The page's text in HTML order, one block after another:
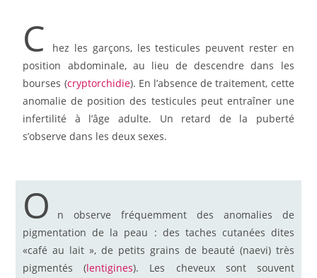
C
hez les garçons, les testicules peuvent rester en
position abdominale, au lieu de descendre dans les
bourses (cryptorchidie). En l’absence de traitement, cette
anomalie de position des testicules peut entraîner une
infertilité à l’âge adulte. Un retard de la puberté
s’observe dans les deux sexes.
O
n observe fréquemment des anomalies de
pigmentation de la peau : des taches cutanées dites
«café au lait », de petits grains de beauté (naevi) très
pigmentés (lentigines). Les cheveux sont souvent